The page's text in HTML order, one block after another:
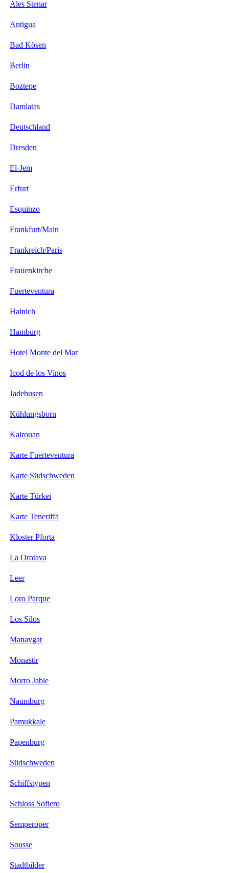
Ales Stenar
Antigua
Bad Kösen
Berlin
Boztepe
Damlatas
Deutschland
Dresden
El-Jem
Erfurt
Esquinzo
Frankfurt/Main
Frankreich/Paris
Frauenkirche
Fuerteventura
Hainich
Hamburg
Hotel Monte del Mar
Icod de los Vinos
Jadebusen
Kühlungsborn
Kairouan
Karte Fuerteventura
Karte Südschweden
Karte Türkei
Karte Teneriffa
Kloster Pforta
La Orotava
Leer
Loro Parque
Los Silos
Manavgat
Monastir
Morro Jable
Naumburg
Pamukkale
Papenburg
Südschweden
Schiffstypen
Schloss Sofiero
Semperoper
Sousse
Stadtbilder